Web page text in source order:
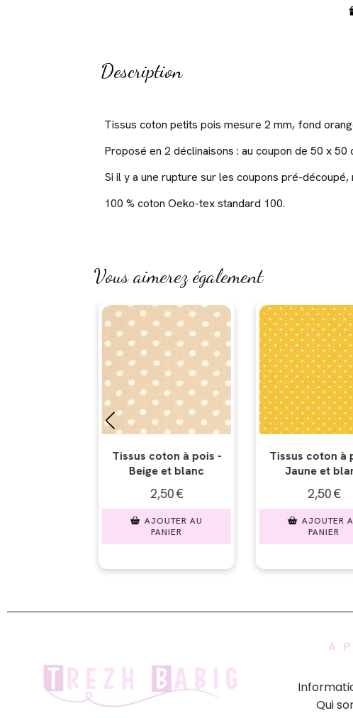
Description
Tissus coton petits pois mesure 2 mm, fond
Proposé en 2 déclinaisons : au coupon de 50 x
Si il y a une rupture sur les coupons pré-
100 % coton Oeko-tex standard 100.
Vous aimerez également
Tissus coton à pois -
Jaune et blanc
2,50€
AJOUTER AU
PANIER
Tissus coton à
Rose et blanc
2,50€
AJOUTER AU
PANIER
A
Qui